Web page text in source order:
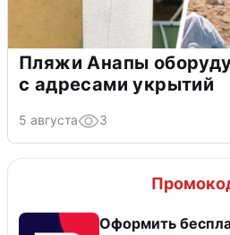
Пляжи Анапы
с адресами укрытий
5 августа 3
Оформить